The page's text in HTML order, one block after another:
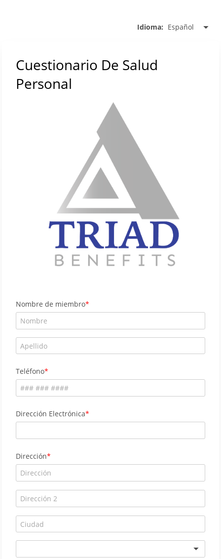
Idioma: Español
Cuestionario De Salud
Personal
Nombre de miembro
Teléfono
Dirección Electrónica
Dirección